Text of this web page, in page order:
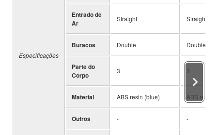
Especificações
Entrado de
Ar
Straight Straight
Buracos Double Double
Parte do
Corpo
3 3
Material ABS resin (blue) ABS resin
Outros - -